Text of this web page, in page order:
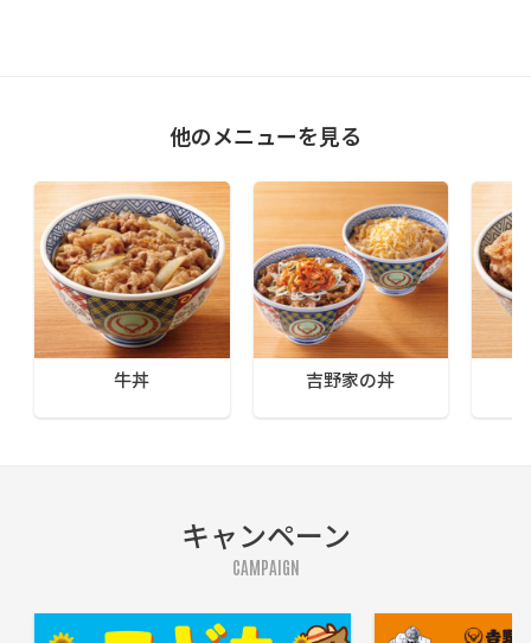
他のメニューを見る
牛丼 吉野家の丼
キャンペーン
CAMPAIGN